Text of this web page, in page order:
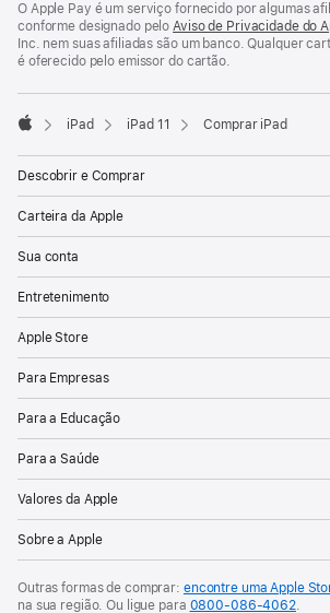
O Apple Pay é um serviço fornecido por algumas
conforme designado peloAviso de Privacidade do
Inc. nem suas afiliadas são um banco. Qualquer
é oferecido pelo emissor do cartão.
iPad iPad 11 Comprar iPad
Descobrir e Comprar
Carteira da Apple
Sua conta
Entretenimento
Apple Store
Para Empresas
Para a Educação
Para a Saúde
Valores da Apple
Sobre a Apple
Outras formas de comprar: encontre uma Apple
na sua região. Ou ligue para 0800‑086‑4062.